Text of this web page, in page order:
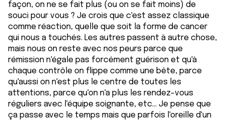
façon, on ne se fait plus (ou on se fait moins) de
souci pour vous ? Je crois que c'est assez classique
comme réaction, quelle que soit la forme de cancer
qui nous a touchés. Les autres passent à autre chose,
mais nous on reste avec nos peurs parce que
rémission n'égale pas forcément guérison et qu'à
chaque contrôle on flippe comme une bête, parce
qu'aussi on n'est plus le centre de toutes les
attentions, parce qu'on n'a plus les rendez-vous
réguliers avec l'équipe soignante, etc... Je pense que
ça passe avec le temps mais que parfois l'oreille d'un